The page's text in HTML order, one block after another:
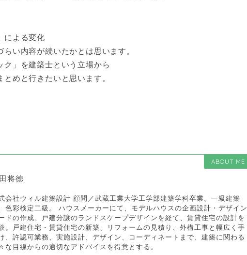
による変化
らい内容が続いたかとは思います。
ク」を建築士という立場から
めと行きたいと思います。
ABOUT ME
将徳
会社ウィル建築設計 顧問／武蔵工業大学工学部建築学科卒業。一級建築
色彩検定二級。 ハウスメーカーにて、モデルハウスの企画設計・デザイン
ドの作成、戸建分譲のランドスケープデザインを経て、賃貸住宅の設計を
。戸建住宅・賃貸住宅の新築、リフォームの見積り、外構工事と幅広く手
、許認可業務、実施設計、デザイン、コーディネートまで、建築に関わる
な目線からの適切なアドバイスを得意とする。